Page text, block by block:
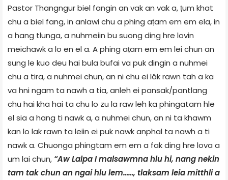
Pastor Thangngur biel fangin an vak an vak a, ṭum khat
chu a biel fang, in anlawi chu a phing aṭam em em ela, in
a hang tlunga, a nuhmeiin bu suong ding hre lovin
meichawk a lo en el a. A phing aṭam em em lei chun an
sung le kuo deu hai bula bufai va puk dingin a nuhmei
chu a tira, a nuhmei chun, an ni chu ei lâk rawn tah a ka
va hni ngam ta nawh a tia, anleh ei pansak/pantlang
chu hai kha hai ta chu lo zu la raw leh ka phingatam hle
el sia a hang ti nawk a, a nuhmei chun, an ni ta khawm
kan lo lak rawn ta leiin ei puk nawk anphal ta nawh a ti
nawk a. Chuonga phingtam em em a fak ding hre lova a
um lai chun, “Aw Lalpa I malsawmna hlu hi, nang nekin
tam tak chun an ngai hlu lem……, tlaksam leia mitthli a